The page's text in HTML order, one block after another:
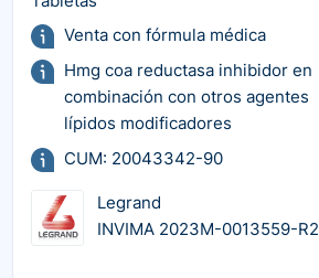
Venta con fórmula médica
Hmg coa reductasa inhibidor en
combinación con otros agentes
lípidos modificadores
CUM: 20043342-90
Legrand
INVIMA 2023M-0013559-R2